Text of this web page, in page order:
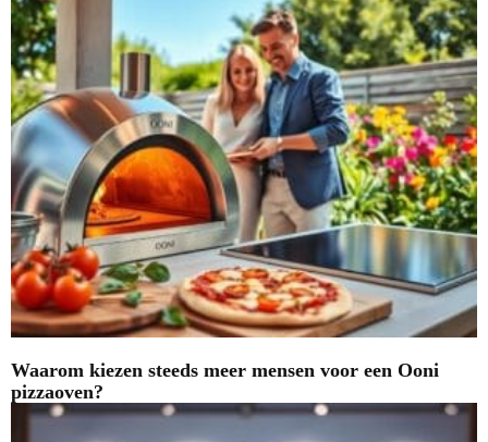
Waarom kiezen steeds meer mensen voor een Ooni
pizzaoven?